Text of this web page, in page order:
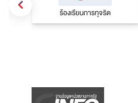
ร้องเรียนการทุจริต